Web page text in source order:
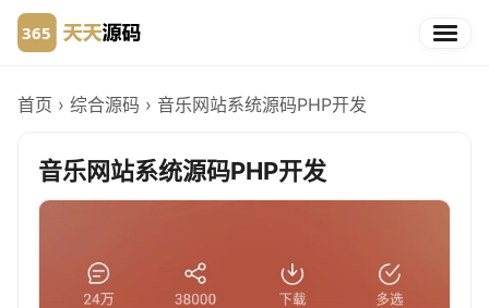
首页 › 综合源码 › 音乐网站系统源码PHP开发
音乐网站系统源码PHP开发